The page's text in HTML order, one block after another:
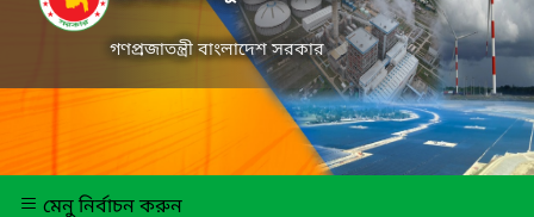
গণপ্রজাতন্ত্রী বাংলাদেশ সরকার
মেনু নির্বাচন করুন